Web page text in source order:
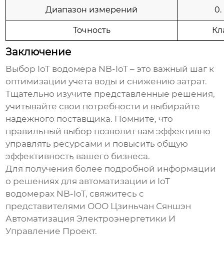
Диапазон измерений 0.
Точность
Заключение
Выбор IoT водомера NB-IoT – это важный шаг к
оптимизации учета воды и снижению затрат.
Тщательно изучите представленные решения,
учитывайте свои потребности и выбирайте
надежного поставщика. Помните, что
правильный выбор позволит вам эффективно
управлять ресурсами и повысить общую
эффективность вашего бизнеса.
Для получения более подробной информации
о решениях для автоматизации и IoT
водомерах NB-IoT, свяжитесь с
представителями ООО Цзиньчан Сяншэн
Автоматизация Электроэнергетики И
Управление Проект.